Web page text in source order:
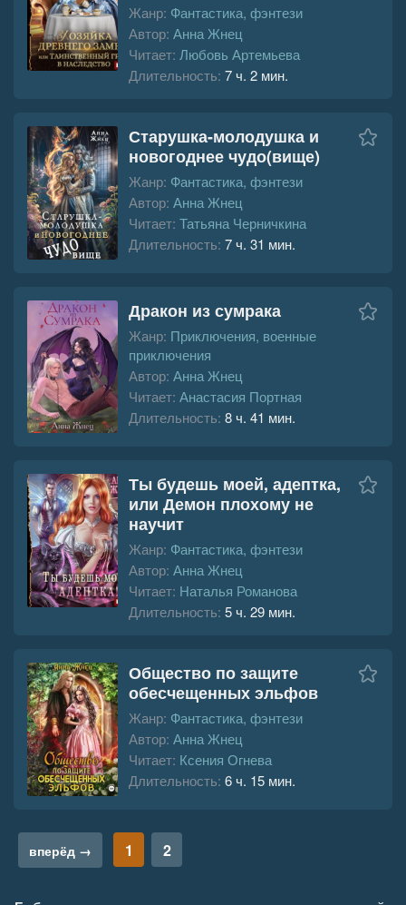
Жанр: Фантастика, фэнтези
Автор: Анна Жнец
Читает: Любовь Артемьева
Длительность: 7 ч. 2 мин.
Старушка-молодушка и
новогоднее чудо(вище)
Жанр: Фантастика, фэнтези
Автор: Анна Жнец
Читает: Татьяна Черничкина
Длительность: 7 ч. 31 мин.
Дракон из сумрака
Жанр: Приключения, военные
приключения
Автор: Анна Жнец
Читает: Анастасия Портная
Длительность: 8 ч. 41 мин.
Ты будешь моей, адептка,
или Демон плохому не
научит
Жанр: Фантастика, фэнтези
Автор: Анна Жнец
Читает: Наталья Романова
Длительность: 5 ч. 29 мин.
Общество по защите
обесчещенных эльфов
Жанр: Фантастика, фэнтези
Автор: Анна Жнец
Читает: Ксения Огнева
Длительность: 6 ч. 15 мин.
вперёд → 1 2